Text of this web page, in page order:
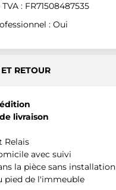
: FR71508487535
: Oui
RETOUR
livraison
Relais
avec suivi
la pièce sans installation
pied de l'immeuble